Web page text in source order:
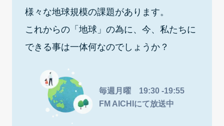
様々な地球規模の課題があります。
これからの「地球」の為に、今、私たちに
できる事は一体何なのでしょうか？
毎週月曜 19:30 -19:55
FM AICHIにて放送中